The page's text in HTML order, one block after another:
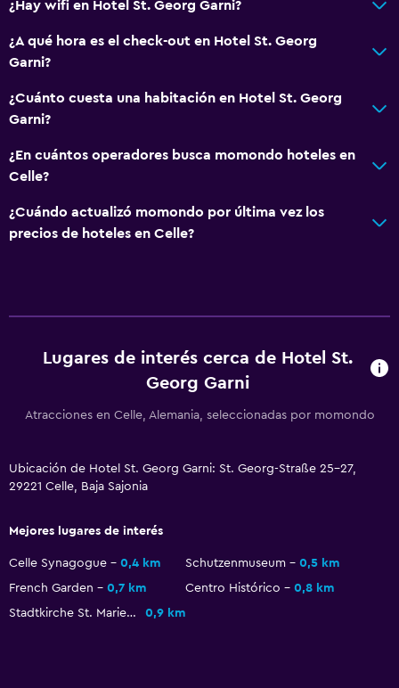
Papel higiénico
Caja fuerte
Check-out exprés
TV por cable o vía satélite
Para no fumadores
Almohada sin plumas
Aire libre
Terraza/patio
¿Hay wifi en Hotel St. Georg Garni?
¿A qué hora es el check-out en Hotel St. Georg
Garni?
¿Cuánto cuesta una habitación en Hotel St. Georg
Garni?
¿En cuántos operadores busca momondo hoteles en
Celle?
¿Cuándo actualizó momondo por última vez los
precios de hoteles en Celle?
Lugares de interés cerca de Hotel St.
Georg Garni
Atracciones en Celle, Alemania, seleccionadas por momondo
Ubicación de Hotel St. Georg Garni: St. Georg-Straße 25-27,
29221 Celle, Baja Sajonia
Mejores lugares de interés
Celle Synagogue 0,4 km Schutzenmuseum
0,5 km
French Garden
0,7 km Centro Histórico
0,8 km
Stadtkirche St. Marien
0,9 km